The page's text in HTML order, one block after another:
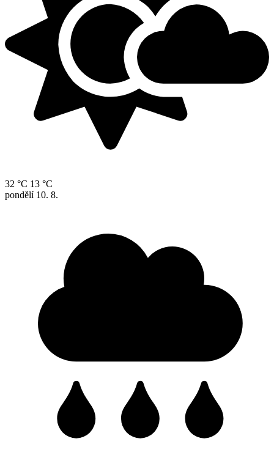
32 °C 13 °C
pondělí 10. 8.